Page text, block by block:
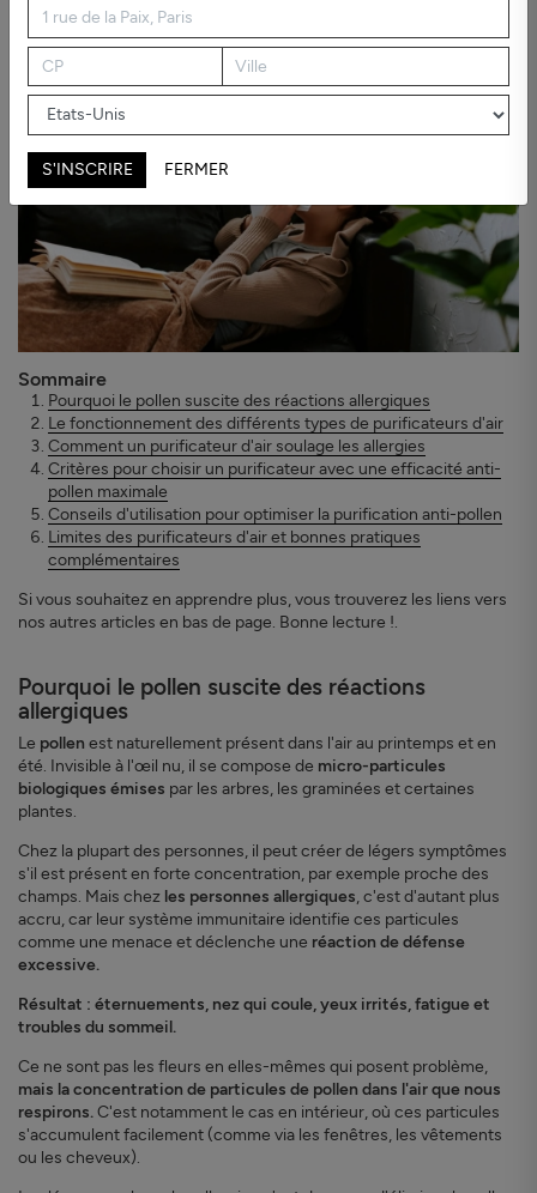
efficace ou non pour combattre le pollen, et comment en choisir
un si c'est le cas, nous allons voir :
Sommaire
Pourquoi le pollen suscite des réactions allergiques
Le fonctionnement des différents types de purificateurs d'air
Comment un purificateur d'air soulage les allergies
Critères pour choisir un purificateur avec une efficacité anti-
pollen maximale
Conseils d'utilisation pour optimiser la purification anti-pollen
Limites des purificateurs d'air et bonnes pratiques
complémentaires
Si vous souhaitez en apprendre plus, vous trouverez les liens vers
nos autres articles en bas de page. Bonne lecture !.
Pourquoi le pollen suscite des réactions
allergiques
Le pollen est naturellement présent dans l'air au printemps et en
été. Invisible à l'œil nu, il se compose de micro-particules
biologiques émises par les arbres, les graminées et certaines
plantes.
Chez la plupart des personnes, il peut créer de légers symptômes
s'il est présent en forte concentration, par exemple proche des
champs. Mais chez les personnes allergiques, c'est d'autant plus
accru, car leur système immunitaire identifie ces particules
comme une menace et déclenche une réaction de défense
excessive.
Résultat : éternuements, nez qui coule, yeux irrités, fatigue et
troubles du sommeil.
Ce ne sont pas les fleurs en elles-mêmes qui posent problème,
mais la concentration de particules de pollen dans l'air que nous
respirons.C'est notamment le cas en intérieur, où ces particules
s'accumulent facilement (comme via les fenêtres, les vêtements
ou les cheveux).
S'INSCRIRE FERMER